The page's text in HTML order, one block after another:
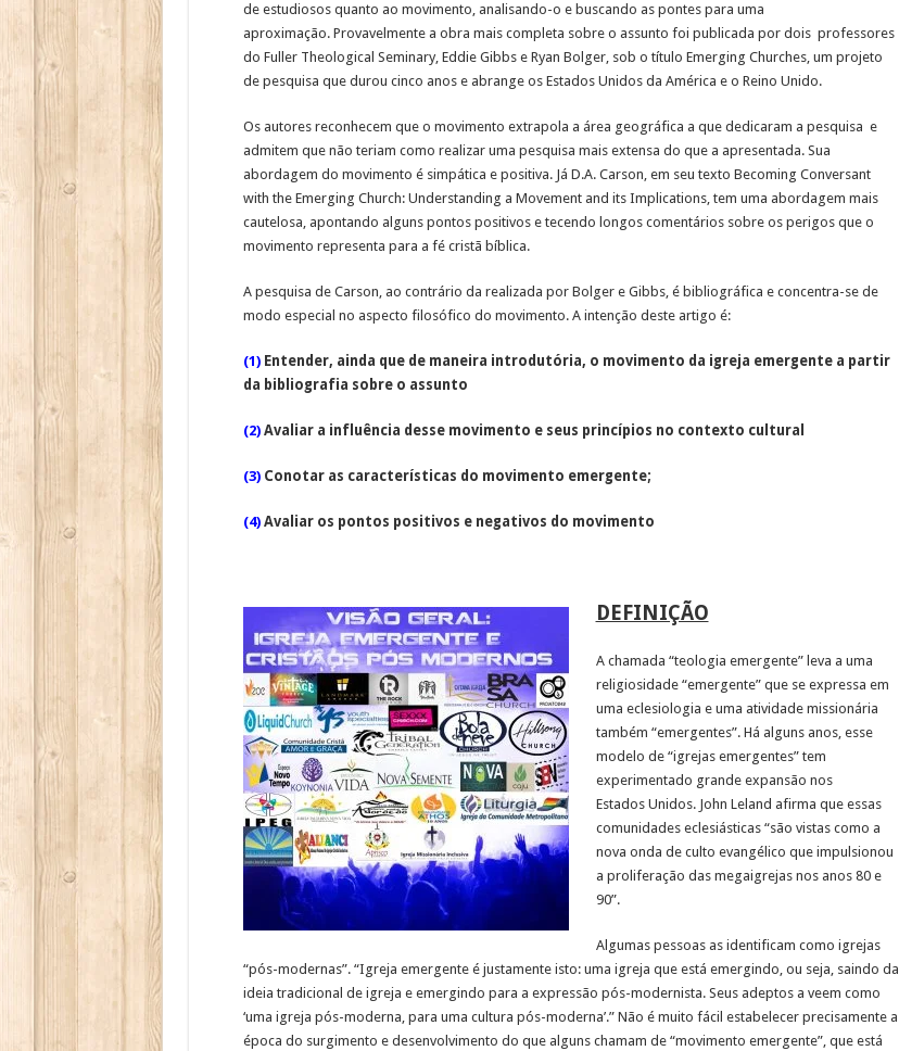
de estudiosos quanto ao movimento, analisando-o e buscando as pontes para uma
aproximação. Provavelmente a obra mais completa sobre o assunto foi publicada por dois professores
do Fuller Theological Seminary, Eddie Gibbs e Ryan Bolger, sob o título Emerging Churches, um projeto
de pesquisa que durou cinco anos e abrange os Estados Unidos da América e o Reino Unido.
Os autores reconhecem que o movimento extrapola a área geográfica a que dedicaram a pesquisa e
admitem que não teriam como realizar uma pesquisa mais extensa do que a apresentada. Sua
abordagem do movimento é simpática e positiva. Já D.A. Carson, em seu texto Becoming Conversant
with the Emerging Church: Understanding a Movement and its Implications, tem uma abordagem mais
cautelosa, apontando alguns pontos positivos e tecendo longos comentários sobre os perigos que o
movimento representa para a fé cristã bíblica.
A pesquisa de Carson, ao contrário da realizada por Bolger e Gibbs, é bibliográfica e concentra-se de
modo especial no aspecto filosófico do movimento. A intenção deste artigo é:
(1) Entender, ainda que de maneira introdutória, o movimento da igreja emergente a partir
da bibliografia sobre o assunto
(2) Avaliar a influência desse movimento e seus princípios no contexto cultural
(3) Conotar as características do movimento emergente;
(4) Avaliar os pontos positivos e negativos do movimento
DEFINIÇÃO
A chamada “teologia emergente” leva a uma
religiosidade “emergente” que se expressa em
uma eclesiologia e uma atividade missionária
também “emergentes”. Há alguns anos, esse
modelo de “igrejas emergentes” tem
experimentado grande expansão nos
Estados Unidos. John Leland afirma que essas
comunidades eclesiásticas “são vistas como a
nova onda de culto evangélico que impulsionou
a proliferação das megaigrejas nos anos 80 e
90”.
Algumas pessoas as identificam como igrejas
“pós-modernas”. “Igreja emergente é justamente isto: uma igreja que está emergindo, ou seja, saindo da
ideia tradicional de igreja e emergindo para a expressão pós-modernista. Seus adeptos a veem como
‘uma igreja pós-moderna, para uma cultura pós-moderna’.” Não é muito fácil estabelecer precisamente a
época do surgimento e desenvolvimento do que alguns chamam de “movimento emergente”, que está